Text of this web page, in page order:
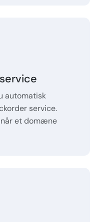
automatisk
service.
når et domæne